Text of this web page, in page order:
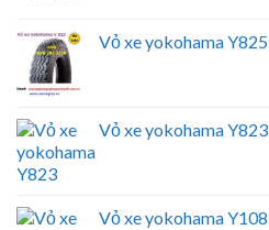
Vỏ xe yokohama Y825
Vỏ xe yokohama Y823
Vỏ xe yokohama Y108